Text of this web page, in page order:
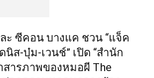
ละ ซีคอน บางแค ชวน “แจ็ค
นิส-บุ๋ม-เวนช์” เปิด “สำนัก
ารภาพของหมอผี The